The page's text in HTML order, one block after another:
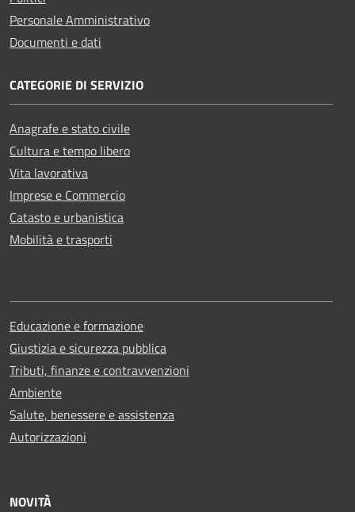
Personale Amministrativo
Documenti e dati
CATEGORIE DI SERVIZIO
Anagrafe e stato civile
Cultura e tempo libero
Vita lavorativa
Imprese e Commercio
Catasto e urbanistica
Mobilità e trasporti
Educazione e formazione
Giustizia e sicurezza pubblica
Tributi, finanze e contravvenzioni
Ambiente
Salute, benessere e assistenza
Autorizzazioni
NOVITÀ